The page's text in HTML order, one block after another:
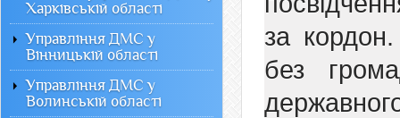
за
без
Харківській області
Управління ДМС у
Вінницькій області
Управління ДМС у
Волинській області